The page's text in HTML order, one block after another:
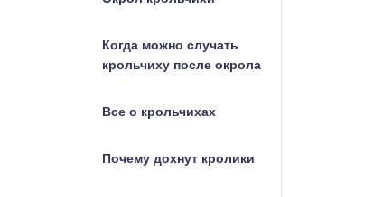
Когда можно случать
крольчиху после окрола
Все о крольчихах
Почему дохнут кролики